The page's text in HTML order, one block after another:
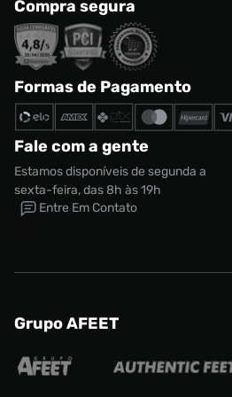
Compra segura
Formas de Pagamento
Fale com a gente
Estamos disponíveis de segunda a
sexta-feira, das 8h às 19h
Entre Em Contato
Grupo AFEET